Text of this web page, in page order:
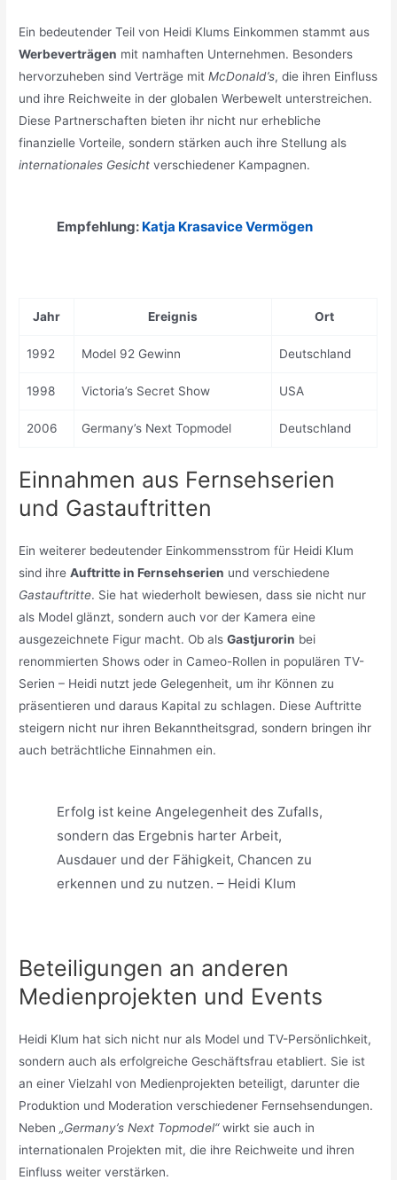
Ein bedeutender Teil von Heidi Klums Einkommen stammt aus
Werbeverträgen mit namhaften Unternehmen. Besonders
hervorzuheben sind Verträge mitMcDonald’s, die ihren Einfluss
und ihre Reichweite in der globalen Werbewelt unterstreichen.
Diese Partnerschaften bieten ihr nicht nur erhebliche
finanzielle Vorteile, sondern stärken auch ihre Stellung als
internationales Gesicht verschiedener Kampagnen.
Empfehlung: Katja Krasavice Vermögen
Jahr Ereignis Ort
1992 Model 92 Gewinn Deutschland
1998 Victoria’s Secret Show USA
2006 Germany’s Next Topmodel Deutschland
Einnahmen aus Fernsehserien
und Gastauftritten
Ein weiterer bedeutender Einkommensstrom für Heidi Klum
sind ihreAuftritte in Fernsehserien und verschiedene
Gastauftritte. Sie hat wiederholt bewiesen, dass sie nicht nur
als Model glänzt, sondern auch vor der Kamera eine
ausgezeichnete Figur macht. Ob alsGastjurorin bei
renommierten Shows oder in Cameo-Rollen in populären TV-
Serien – Heidi nutzt jede Gelegenheit, um ihr Können zu
präsentieren und daraus Kapital zu schlagen. Diese Auftritte
steigern nicht nur ihren Bekanntheitsgrad, sondern bringen ihr
auch beträchtliche Einnahmen ein.
Erfolg ist keine Angelegenheit des Zufalls,
sondern das Ergebnis harter Arbeit,
Ausdauer und der Fähigkeit, Chancen zu
erkennen und zu nutzen. – Heidi Klum
Beteiligungen an anderen
Medienprojekten und Events
Heidi Klum hat sich nicht nur als Model und TV-Persönlichkeit,
sondern auch als erfolgreiche Geschäftsfrau etabliert. Sie ist
an einer Vielzahl von Medienprojekten beteiligt, darunter die
Produktion und Moderation verschiedener Fernsehsendungen.
Neben„Germany’s Next Topmodel“wirkt sie auch in
internationalen Projekten mit, die ihre Reichweite und ihren
Einfluss weiter verstärken.